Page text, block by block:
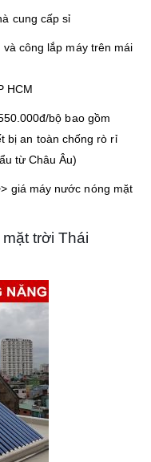
cung cấp sỉ
công lắp máy trên mái
HCM
bộ bao gồm
bị an toàn chống rò rỉ
từ Châu Âu)
giá máy nước nóng mặt
trời Thái